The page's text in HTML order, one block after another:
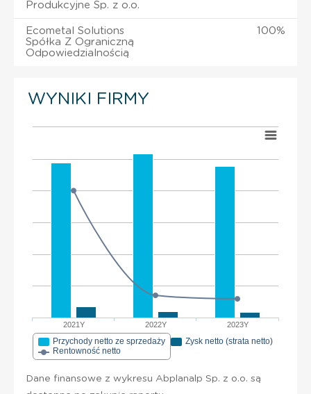
Produkcyjne Sp. z o.o.
Ecometal Solutions
Spółka Z Ograniczną
Odpowiedzialnością
100%
WYNIKI FIRMY
2021Y 2022Y 2023Y
Przychody netto ze sprzedaży
Zysk netto (strata netto)
Rentowność netto
Dane finansowe z wykresu Abplanalp Sp. z o.o. są